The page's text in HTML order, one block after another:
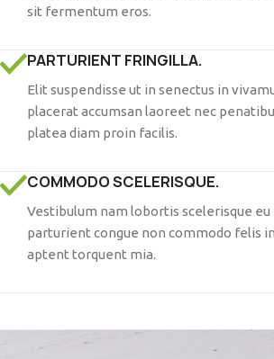
sit fermentum eros.
PARTURIENT FRINGILLA.
Elit suspendisse ut in senectus in
placerat accumsan laoreet nec
platea diam proin facilis.
COMMODO SCELERISQUE.
Vestibulum nam lobortis scelerisque
parturient congue non commodo felis
aptent torquent mia.